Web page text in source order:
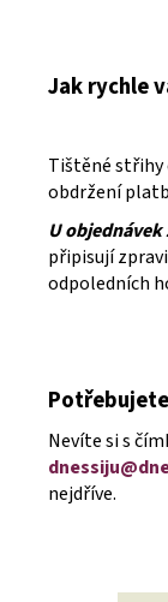
Jak rychle
Tištěné střihy
obdržení
U
připisují
odpoledních
Nevíte si s
nejdříve.